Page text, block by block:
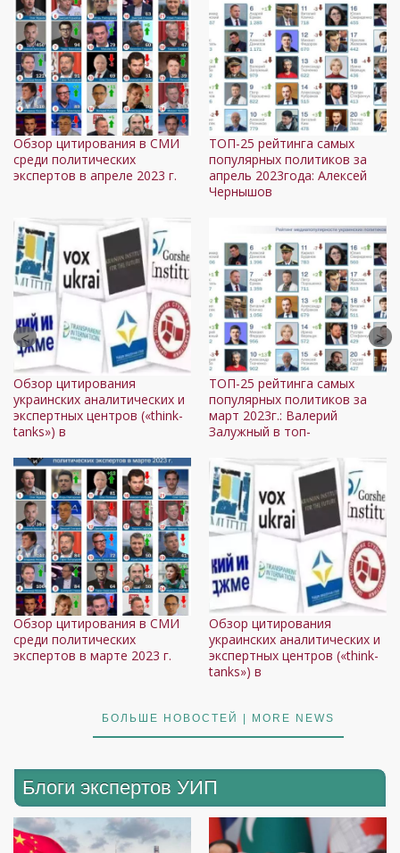
Обзор цитирования в СМИ
среди политических
экспертов в апреле 2023 г.
ТОП-25 рейтинга самых
популярных политиков за
апрель 2023года: Алексей
Чернышов
Обзор цитирования
украинских аналитических и
экспертных центров («think-
tanks») в
ТОП-25 рейтинга самых
популярных политиков за
март 2023г.: Валерий
Залужный в топ-
Обзор цитирования в СМИ
среди политических
экспертов в марте 2023 г.
Обзор цитирования
украинских аналитических и
экспертных центров («think-
tanks») в
БОЛЬШЕ НОВОСТЕЙ | MORE NEWS
Блоги экспертов УИП